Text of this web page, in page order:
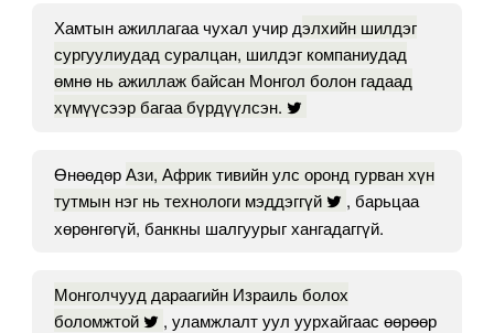
Хамтын ажиллагаа чухал учир дэлхийн шилдэг
сургуулиудад суралцан, шилдэг компаниудад
өмнө нь ажиллаж байсан Монгол болон гадаад
хүмүүсээр багаа бүрдүүлсэн.
ӨнөөдөрАзи, Африк тивийн улс оронд гурван хүн
тутмын нэг нь технологи мэддэггүй
, барьцаа
хөрөнгөгүй, банкны шалгуурыг хангадаггүй.
Монголчууд дараагийн Израиль болох
боломжтой
, уламжлалт уул уурхайгаас өөрөөр